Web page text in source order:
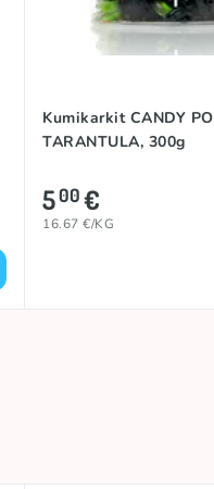
Kumikarkit CANDY
TARANTULA, 300g
500€
16.67 €/KG